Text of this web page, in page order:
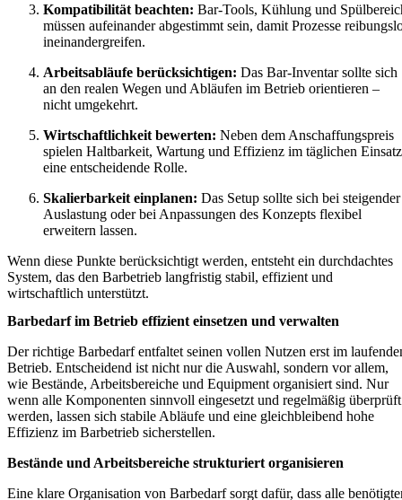
Kompatibilität beachten: Bar-Tools, Kühlung und
müssen aufeinander abgestimmt sein, damit Prozesse
ineinandergreifen.
Arbeitsabläufe berücksichtigen: Das Bar-Inventar sollte sich
an den realen Wegen und Abläufen im Betrieb orientieren –
nicht umgekehrt.
Wirtschaftlichkeit bewerten: Neben dem Anschaffungspreis
spielen Haltbarkeit, Wartung und Effizienz im täglichen Einsatz
eine entscheidende Rolle.
Skalierbarkeit einplanen: Das Setup sollte sich bei steigender
Auslastung oder bei Anpassungen des Konzepts flexibel
erweitern lassen.
Wenn diese Punkte berücksichtigt werden, entsteht ein durchdachtes
System, das den Barbetrieb langfristig stabil, effizient und
wirtschaftlich unterstützt.
Barbedarf im Betrieb effizient einsetzen und verwalten
Der richtige Barbedarf entfaltet seinen vollen Nutzen erst im
Betrieb. Entscheidend ist nicht nur die Auswahl, sondern vor allem,
wie Bestände, Arbeitsbereiche und Equipment organisiert sind. Nur
wenn alle Komponenten sinnvoll eingesetzt und regelmäßig überprüft
werden, lassen sich stabile Abläufe und eine gleichbleibend hohe
Effizienz im Barbetrieb sicherstellen.
Bestände und Arbeitsbereiche strukturiert organisieren
Eine klare Organisation von Barbedarf sorgt dafür, dass alle